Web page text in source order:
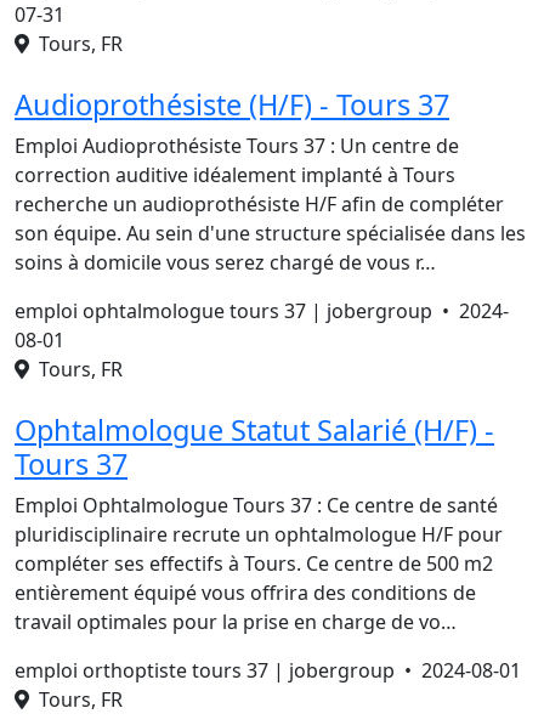
07-31
Tours, FR
Audioprothésiste (H/F) - Tours 37
Emploi Audioprothésiste Tours 37 : Un centre de
correction auditive idéalement implanté à Tours
recherche un audioprothésiste H/F afin de compléter
son équipe. Au sein d'une structure spécialisée dans les
soins à domicile vous serez chargé de vous r…
emploi ophtalmologue tours 37 | jobergroup • 2024-
08-01
Tours, FR
Ophtalmologue Statut Salarié (H/F) -
Tours 37
Emploi Ophtalmologue Tours 37 : Ce centre de santé
pluridisciplinaire recrute un ophtalmologue H/F pour
compléter ses effectifs à Tours. Ce centre de 500 m2
entièrement équipé vous offrira des conditions de
travail optimales pour la prise en charge de vo…
emploi orthoptiste tours 37 | jobergroup • 2024-08-01
Tours, FR